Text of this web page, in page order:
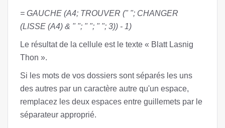
= GAUCHE (A4; TROUVER (ʺ ʺ; CHANGER
(LISSE (A4) & ʺ ʺ; ʺ ʺ; ʺ ʺ; 3)) - 1)
Le résultat de la cellule est le texte « Blatt Lasnig
Thon ».
Si les mots de vos dossiers sont séparés les uns
des autres par un caractère autre qu'un espace,
remplacez les deux espaces entre guillemets par le
séparateur approprié.